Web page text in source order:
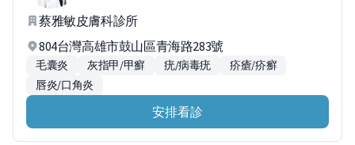
蔡雅敏皮膚科診所
804台灣高雄市鼓山區青海路283號
毛囊炎 灰指甲/甲癬 疣/病毒疣
疥瘡/疥癬
唇炎/口角炎
安排看診